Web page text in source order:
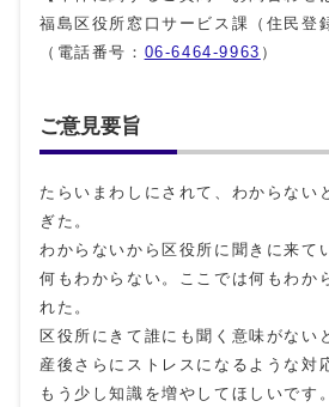
福島区役所窓口サービス課（住民登
（電話番号： 06-6464-9963 ）
ご意見要旨
たらいまわしにされて、わからない
ぎた。
わからないから区役所に聞きに来て
何もわからない。ここでは何もわか
れた。
区役所にきて誰にも聞く意味がない
産後さらにストレスになるような対
もう少し知識を増やしてほしいです。